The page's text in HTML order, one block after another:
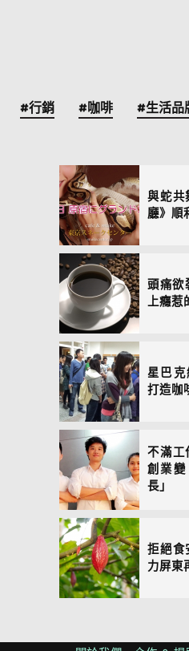
#行銷 #咖啡 #生活品
與蛇共
廳》順
頭痛欲
上癮惹
星巴克
打造咖
不滿工
創業
長」
拒絕食
力屏東